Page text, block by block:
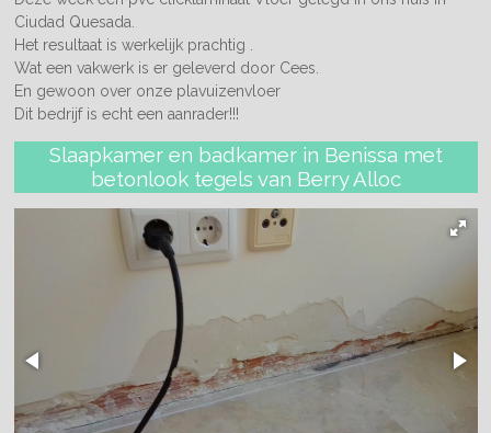
Ciudad Quesada.
Het resultaat is werkelijk prachtig .
Wat een vakwerk is er geleverd door Cees.
En gewoon over onze plavuizenvloer
Dit bedrijf is echt een aanrader!!!
Slaapkamer en badkamer in Benissa met
betonlook tegels van Berry Alloc